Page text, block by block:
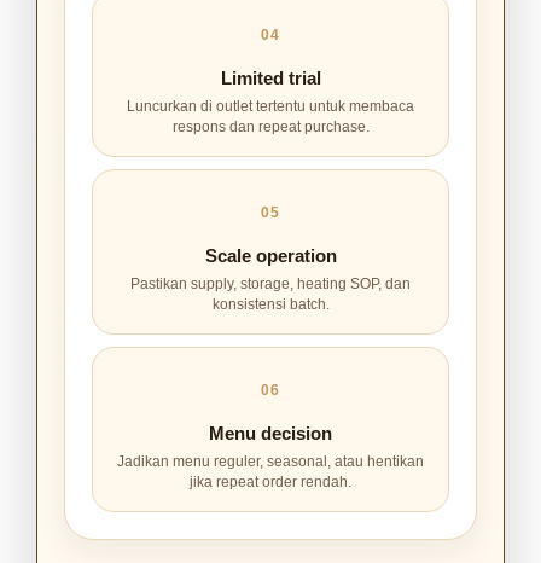
04
Limited trial
Luncurkan di outlet tertentu untuk membaca
respons dan repeat purchase.
05
Scale operation
Pastikan supply, storage, heating SOP, dan
konsistensi batch.
06
Menu decision
Jadikan menu reguler, seasonal, atau hentikan
jika repeat order rendah.